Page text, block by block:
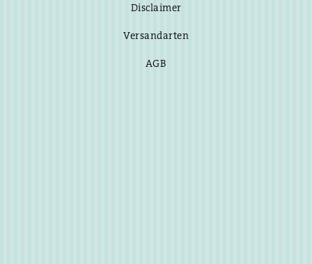
Disclaimer
Versandarten
AGB